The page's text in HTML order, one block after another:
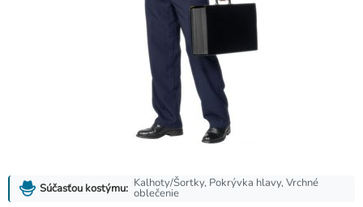
Súčasťou kostýmu: Kalhoty/Šortky, Pokrývka hlavy, Vrchné
oblečenie